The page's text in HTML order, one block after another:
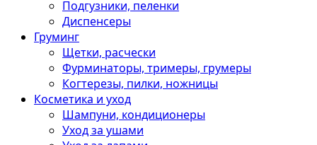
Подгузники, пеленки
Диспенсеры
Груминг
Щетки, расчески
Фурминаторы, тримеры, грумеры
Когтерезы, пилки, ножницы
Косметика и уход
Шампуни, кондиционеры
Уход за ушами